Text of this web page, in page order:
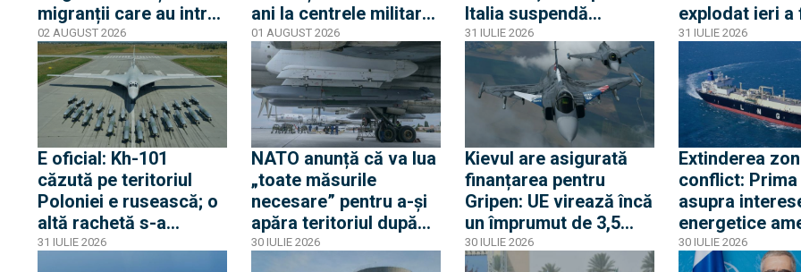
migranții care au intrat
ilegal au părăsit
enclava spaniolă. Criza
trezește temeri în
Europa după episodul
din 2015
02 AUGUST 2026
ani la centrele militare
și de ce nu este vorba
despre mobilizare
01 AUGUST 2026
Italia suspendă
acordul Schengen cu
Spania
31 IULIE 2026
explodat ieri a
produsă în
lui 2026. Între
avioane rusești
transponderul
au apropiat de
frontiera
31 IULIE 2026
E oficial: Kh-101
căzută pe teritoriul
Poloniei e rusească; o
altă rachetă s-a
apropiat la 5 km de
31 IULIE 2026
NATO anunță că va lua
„toate măsurile
necesare” pentru a-și
apăra teritoriul după
ce o rachetă rusă a
explodat în Polonia
30 IULIE 2026
Kievul are asigurată
finanțarea pentru
Gripen: UE virează încă
un împrumut de 3,5
miliarde euro pentru
Gripen, drone, rachete
30 IULIE 2026
Extinderea
conflict:
asupra
energetice
din Egipt
alerta la Casa
30 IULIE 2026